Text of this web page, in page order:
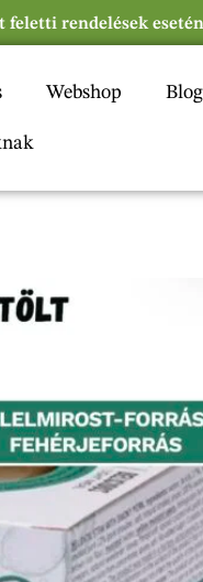
feletti rendelések
Webshop Blog